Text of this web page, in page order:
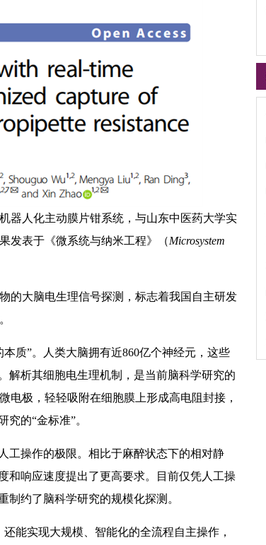
人化主动膜片钳系统，与山东中医药大学实
发表于《微系统与纳米工程》（Microsystem
大脑电生理信号探测，标志着我国自主研发
质”。人类大脑拥有近860亿个神经元，这些
解析其细胞电生理机制，是当前脑科学研究的
电极，轻轻吸附在细胞膜上形成高电阻封接，
的“金标准”。
操作的极限。相比于麻醉状态下的相对静
和响应速度提出了更高要求。目前仅凭人工操
制约了脑科学研究的规模化探测。
实现大规模、智能化的全流程自主操作，